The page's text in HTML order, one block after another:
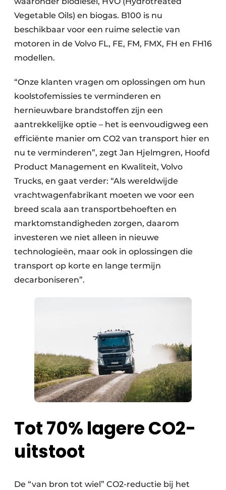
Vegetable Oils) en biogas. B100 is nu
beschikbaar voor een ruime selectie van
motoren in de Volvo FL, FE, FM, FMX, FH en FH16
modellen.
“Onze klanten vragen om oplossingen om hun
koolstofemissies te verminderen en
hernieuwbare brandstoffen zijn een
aantrekkelijke optie – het is eenvoudigweg een
efficiënte manier om CO2 van transport hier en
nu te verminderen”, zegt Jan Hjelmgren, Hoofd
Product Management en Kwaliteit, Volvo
Trucks, en gaat verder: “Als wereldwijde
vrachtwagenfabrikant moeten we voor een
breed scala aan transportbehoeften en
marktomstandigheden zorgen, daarom
investeren we niet alleen in nieuwe
technologieën, maar ook in oplossingen die
transport op korte en lange termijn
decarboniseren”.
Tot 70% lagere CO2-
uitstoot
De “van bron tot wiel” CO2-reductie bij het